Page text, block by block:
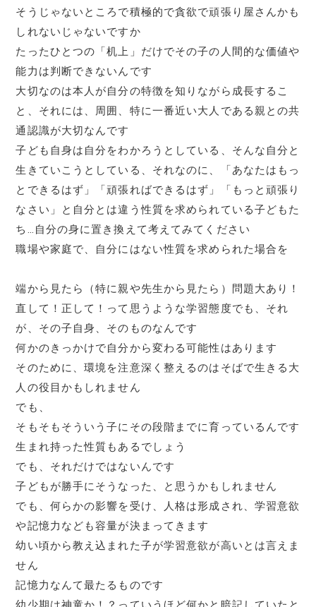
そうじゃないところで積極的で貪欲で頑張り屋さんかも
しれないじゃないですか
たったひとつの「机上」だけでその子の人間的な価値や
能力は判断できないんです
大切なのは本人が自分の特徴を知りながら成長するこ
と、それには、周囲、特に一番近い大人である親との共
通認識が大切なんです
子ども自身は自分をわかろうとしている、そんな自分と
生きていこうとしている、それなのに、「あなたはもっ
とできるはず」「頑張ればできるはず」「もっと頑張り
なさい」と自分とは違う性質を求められている子どもた
ち…自分の身に置き換えて考えてみてください
職場や家庭で、自分にはない性質を求められた場合を
端から見たら（特に親や先生から見たら）問題大あり！
直して！正して！って思うような学習態度でも、それ
が、その子自身、そのものなんです
何かのきっかけで自分から変わる可能性はあります
そのために、環境を注意深く整えるのはそばで生きる大
人の役目かもしれません
でも、
そもそもそういう子にその段階までに育っているんです
生まれ持った性質もあるでしょう
でも、それだけではないんです
子どもが勝手にそうなった、と思うかもしれません
でも、何らかの影響を受け、人格は形成され、学習意欲
や記憶力なども容量が決まってきます
幼い頃から教え込まれた子が学習意欲が高いとは言えま
せん
記憶力なんて最たるものです